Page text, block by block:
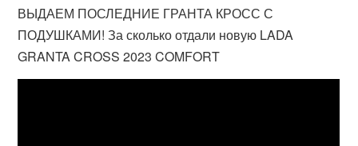
ВЫДАЕМ ПОСЛЕДНИЕ ГРАНТА КРОСС С
ПОДУШКАМИ! За сколько отдали новую LADA
GRANTA CROSS 2023 COMFORT